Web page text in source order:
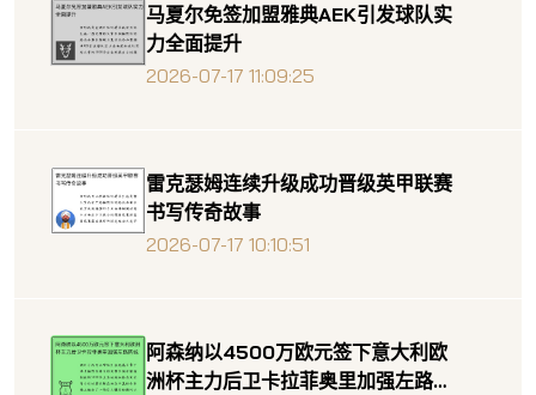
马夏尔免签加盟雅典AEK引发球队实
力全面提升
2026-07-17 11:09:25
雷克瑟姆连续升级成功晋级英甲联赛
书写传奇故事
2026-07-17 10:10:51
阿森纳以4500万欧元签下意大利欧
洲杯主力后卫卡拉菲奥里加强左路防